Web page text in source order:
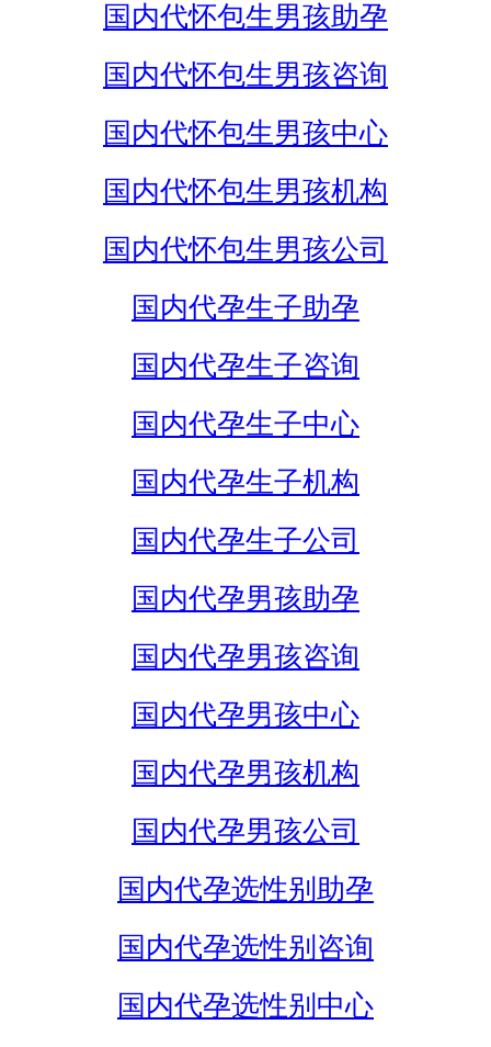
国内代怀包生男孩助孕
国内代怀包生男孩咨询
国内代怀包生男孩中心
国内代怀包生男孩机构
国内代怀包生男孩公司
国内代孕生子助孕
国内代孕生子咨询
国内代孕生子中心
国内代孕生子机构
国内代孕生子公司
国内代孕男孩助孕
国内代孕男孩咨询
国内代孕男孩中心
国内代孕男孩机构
国内代孕男孩公司
国内代孕选性别助孕
国内代孕选性别咨询
国内代孕选性别中心